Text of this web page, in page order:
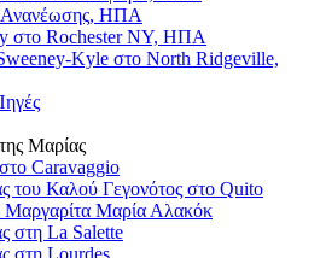
Ανανέωσης, ΗΠΑ
στο Rochester NY, ΗΠΑ
Kyle στο North Ridgeville,
Μαρίας
Caravaggio
του Καλού Γεγονότος στο Quito
Μαργαρίτα Μαρία Αλακόκ
στη La Salette
στη Lourdes